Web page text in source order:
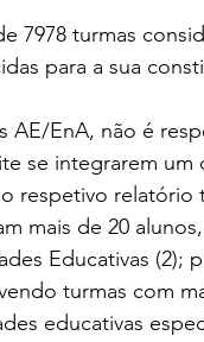
7978 turmas
para a sua
AE/EnA, não é
se integrarem um
respetivo
mais de 20
Educativas (2);
turmas com
educativas